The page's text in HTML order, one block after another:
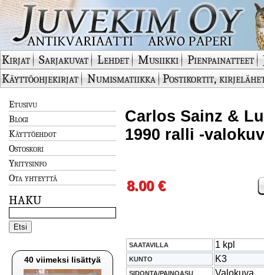
Kirjat Sarjakuvat Lehdet Musiikki Pienpainatteet
Käyttöohjekirjat
Numismatiikka Postikortit,
Etusivu
Blogi
Käyttöehdot
Ostoskori
Yritysinfo
Ota yhteyttä
HAKU
40 viimeksi lisättyä
Carlos Sainz &
1990 ralli -
8.00 €
SAATAVILLA 1 kpl
KUNTO K3
SIDONTA/PAINOASU Valokuva